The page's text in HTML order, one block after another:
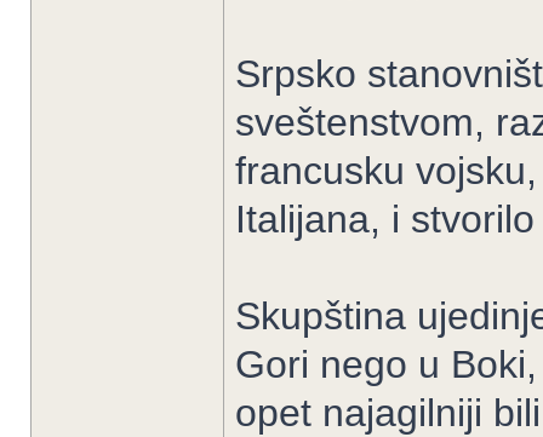
Srpsko
sveštenstvom,
francusku
Italijana, i
Skupština
Gori nego u
opet najagilniji